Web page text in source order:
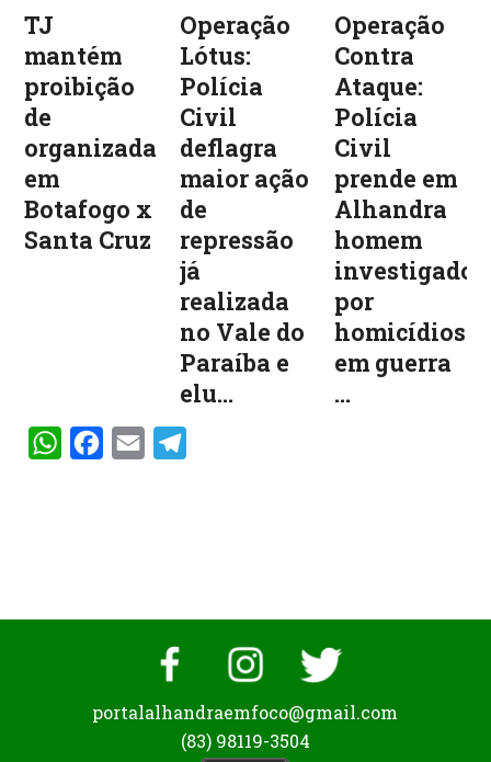
TJ
mantém
proibição
de
organizadas
em
Botafogo x
Santa Cruz
Operação
Lótus:
Polícia
Civil
deflagra
maior ação
de
repressão
já
realizada
no Vale do
Paraíba e
elu...
Operação
Contra
Ataque:
Polícia
Civil
prende em
Alhandra
homem
investigado
por
homicídios
em guerra
...
WhatsAppFacebook
Email
portalalhandraemfoco@gmail.com
(83) 98119-3504